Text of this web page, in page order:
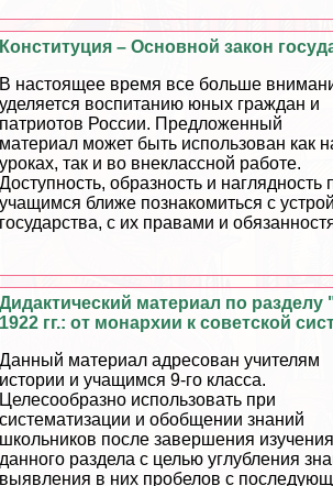
Конституция – Основной закон
В настоящее время все больше
уделяется воспитанию юных граждан и
патриотов России. Предложенный
материал может быть использован как
уроках, так и во внеклассной работе.
Доступность, образность и наглядность
учащимся ближе познакомиться с
государства, с их правами и
Дидактический материал по разделу
1922 гг.: от монархии к советской
Данный материал адресован учителям
истории и учащимся 9-го класса.
Целесообразно использовать при
систематизации и обобщении знаний
школьников после завершения изучения
данного раздела с целью углубления
выявления в них пробелов с